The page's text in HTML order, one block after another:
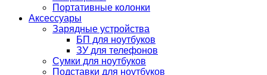
Портативные колонки
Аксессуары
Зарядные устройства
БП для ноутбуков
ЗУ для телефонов
Сумки для ноутбуков
Подставки для ноутбуков